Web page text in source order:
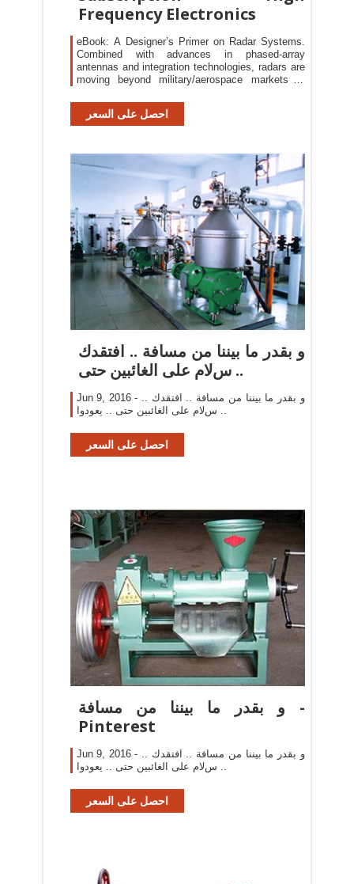
Frequency Electronics
eBook: A Designer’s Primer on Radar Systems.
Combined with advances in phased-array
antennas and integration technologies, radars are
moving beyond military/aerospace markets to
احصل على السعر
و بقدر ما بيننا من مسافة .. افتقدك
.. سﻻم على الغائبين حتى
Jun 9, 2016 - و بقدر ما بيننا من مسافة .. افتقدك ..
سﻻم على الغائبين حتى .. يعودوا ..
احصل على السعر
و بقدر ما بيننا من مسافة -
Pinterest
Jun 9, 2016 - و بقدر ما بيننا من مسافة .. افتقدك ..
سﻻم على الغائبين حتى .. يعودوا ..
احصل على السعر